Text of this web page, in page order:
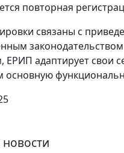
повторная
связаны с
ЕРИП адаптирует свои
основную